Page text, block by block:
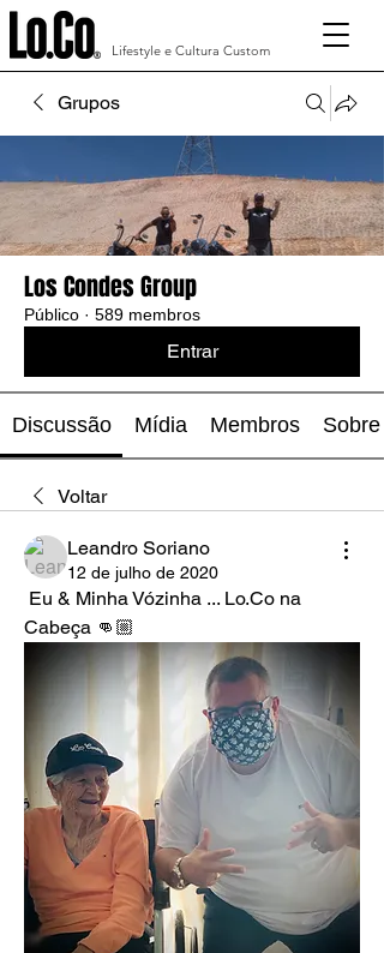
Lifestyle e Cultura Custom
Grupos
Los Condes Group
Público · 589 membros
Entrar
Discussão Mídia Membros Sobre
Voltar
Leandro Soriano
12 de julho de 2020
Cabeça 👊🏼